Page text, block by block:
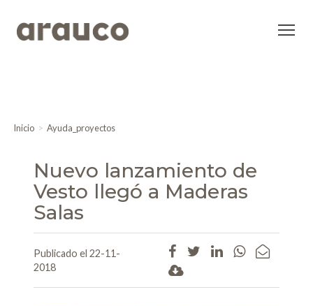
Inicio Ayuda_proyectos
Nuevo lanzamiento de
Vesto llegó a Maderas
Salas
Publicado el 22-11-
2018